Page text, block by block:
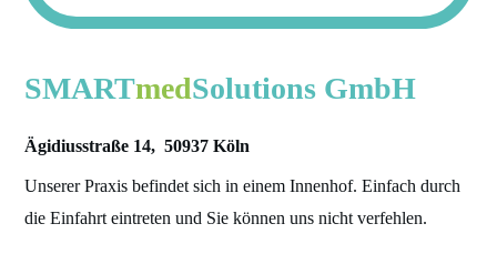
SMARTmedSolutions GmbH
Ägidiusstraße 14, 50937 Köln
Unserer Praxis befindet sich in einem Innenhof. Einfach durch
die Einfahrt eintreten und Sie können uns nicht verfehlen.